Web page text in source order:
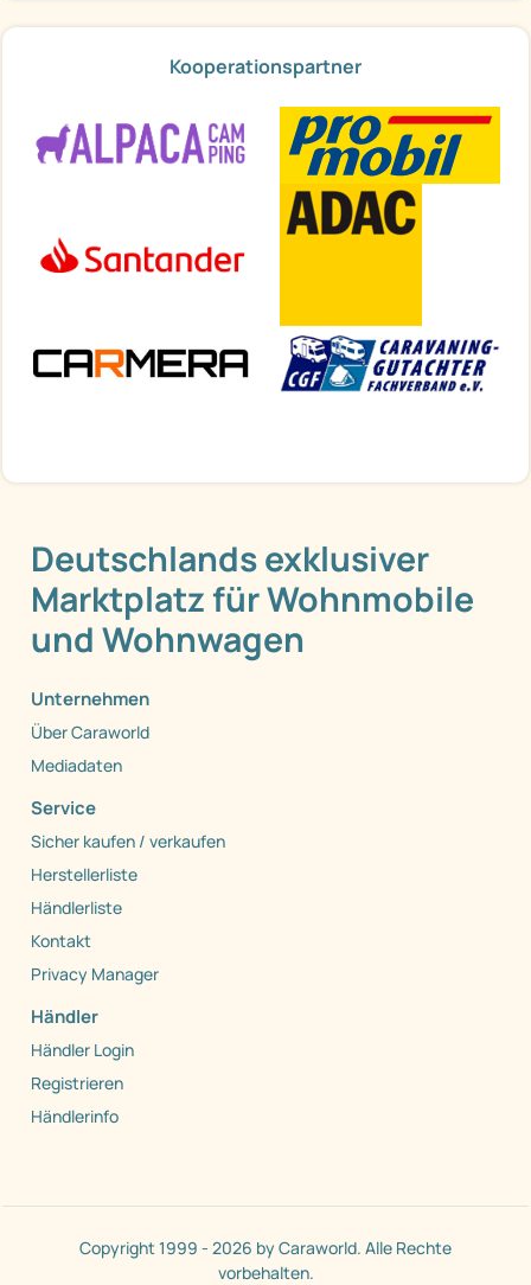
Kooperationspartner
Deutschlands exklusiver
Marktplatz für Wohnmobile
und Wohnwagen
Unternehmen
Über Caraworld
Mediadaten
Service
Sicher kaufen / verkaufen
Herstellerliste
Händlerliste
Kontakt
Privacy Manager
Händler
Händler Login
Registrieren
Händlerinfo
Copyright 1999 - 2026 by Caraworld. Alle Rechte
vorbehalten.